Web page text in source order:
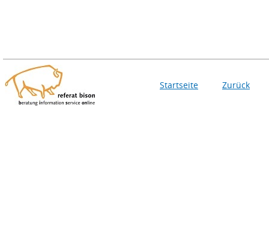
Startseite Zurück